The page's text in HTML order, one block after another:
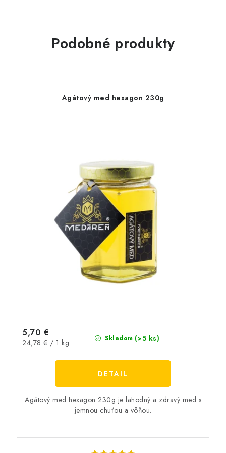
Podobné produkty
Agátový med hexagon 230g
Skladom (>5 ks)
5,70 €
Jednotková
24,78 € / 1 kg
DETAIL
Agátový med hexagon 230g je lahodný a zdravý med s
jemnou chuťou a vôňou.